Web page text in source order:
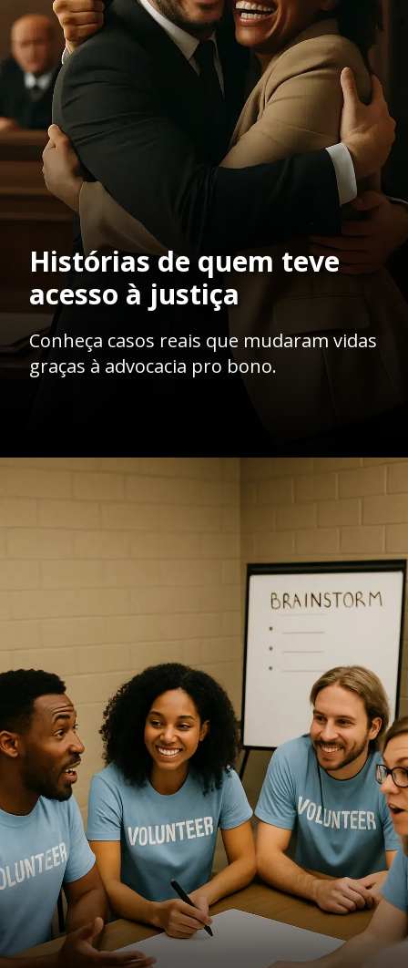
Histórias de quem teve
acesso à justiça
Conheça casos reais que mudaram vidas
graças à advocacia pro bono.